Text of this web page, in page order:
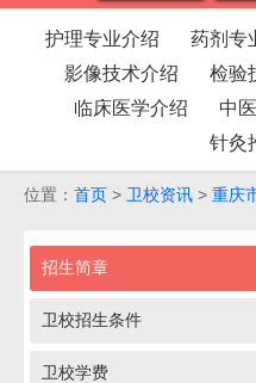
护理专业介绍 药剂专
影像技术介绍
检验
临床医学介绍
中
针灸
位置： 首页 > 卫校资讯 > 重庆
招生简章
卫校招生条件
卫校学费